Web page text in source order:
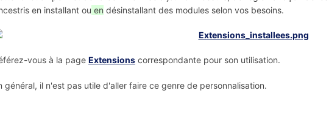
en installant ou en désinstallant des modules selon vos besoins.
vous à la page Extensions correspondante pour son utilisation.
général, il n'est pas utile d'aller faire ce genre de personnalisation.